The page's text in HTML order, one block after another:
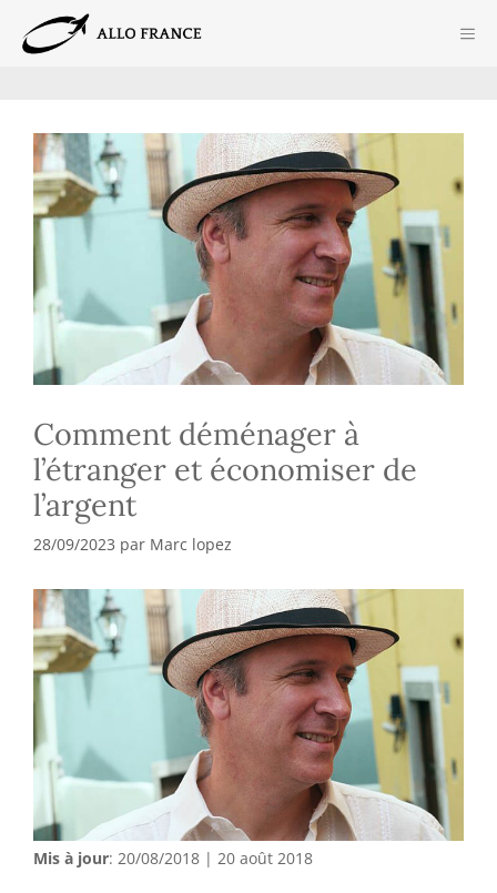
contenu
Comment déménager à
l’étranger et économiser de
l’argent
28/09/2023 par Marc lopez
Mis à jour: 20/08/2018 | 20 août 2018